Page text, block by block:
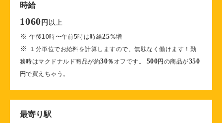
時給
1060 円 以上
※午後10時〜午前5時は時給25%増
※
１分単位でお給料を計算しますので、無駄なく働けます！勤
務時はマクドナルド商品が約30％ オフです。 500円の商品が350
円で買えちゃう。
最寄り駅